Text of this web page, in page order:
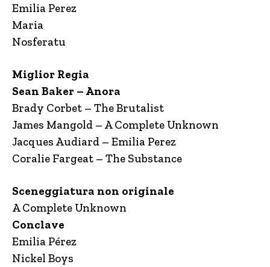
Emilia Perez
Maria
Nosferatu
Miglior Regia
Sean Baker – Anora
Brady Corbet – The Brutalist
James Mangold – A Complete Unknown
Jacques Audiard – Emilia Perez
Coralie Fargeat – The Substance
Sceneggiatura non originale
A Complete Unknown
Conclave
Emilia Pérez
Nickel Boys